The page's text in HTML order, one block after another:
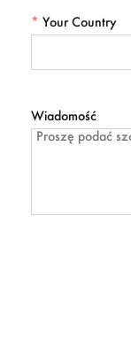
* Your Country
Wiadomość